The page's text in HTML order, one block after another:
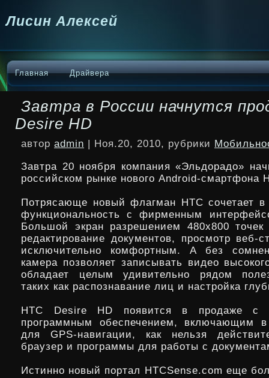
Лисин Алексей
Главная Драйвера
Завтра в России начнутся
Desire HD
автор admin | Ноя.20, 2010, рубрики
Завтра 20 ноября компания «Эльдорадо»
российском рынке нового Android-смартфона
Потрясающе новый флагман HTC сочетает
функциональность с фирменным
Большой экран разрешением 480х800
редактирование документов, просмотр веб-
исключительно комфортным. А без
камера позволяет записывать видео
обладает целым удивительно рядом
таких как распознавание лиц и настройка
HTC Desire HD появится в продаже с
программным обеспечением, включающим
для GPS-навигации, как нельзя
браузер и программы для работы с
Истинно новый портал HTCSense.com еще